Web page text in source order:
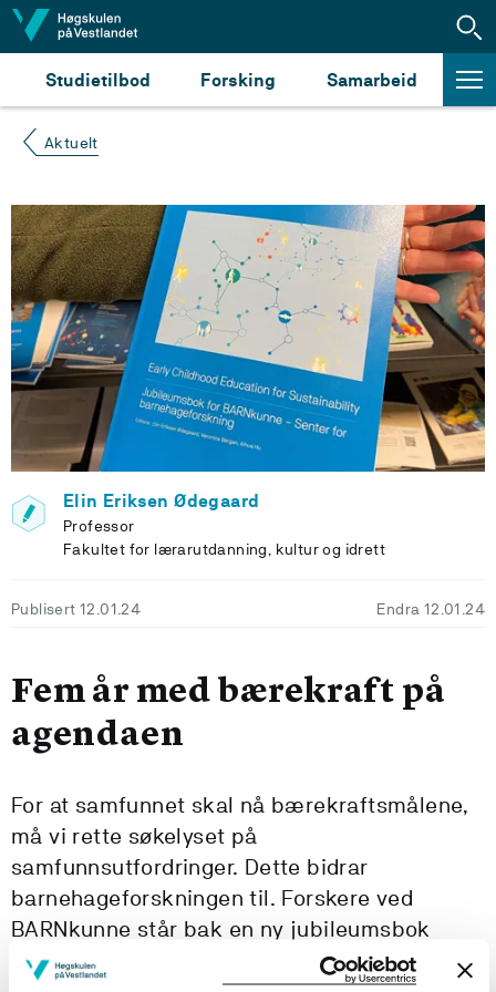
Hopp til innhald
Studietilbod Forsking Samarbeid
Aktuelt
Elin Eriksen Ødegaard
Professor
Fakultet for lærarutdanning, kultur og idrett
Publisert 12.01.24 Endra 12.01.24
Fem år med bærekraft på
agendaen
For at samfunnet skal nå bærekraftsmålene,
må vi rette søkelyset på
samfunnsutfordringer. Dette bidrar
barnehageforskningen til. Forskere ved
BARNkunne står bak en ny jubileumsbok
bidrar til kunnskapsutvikling om utdanning